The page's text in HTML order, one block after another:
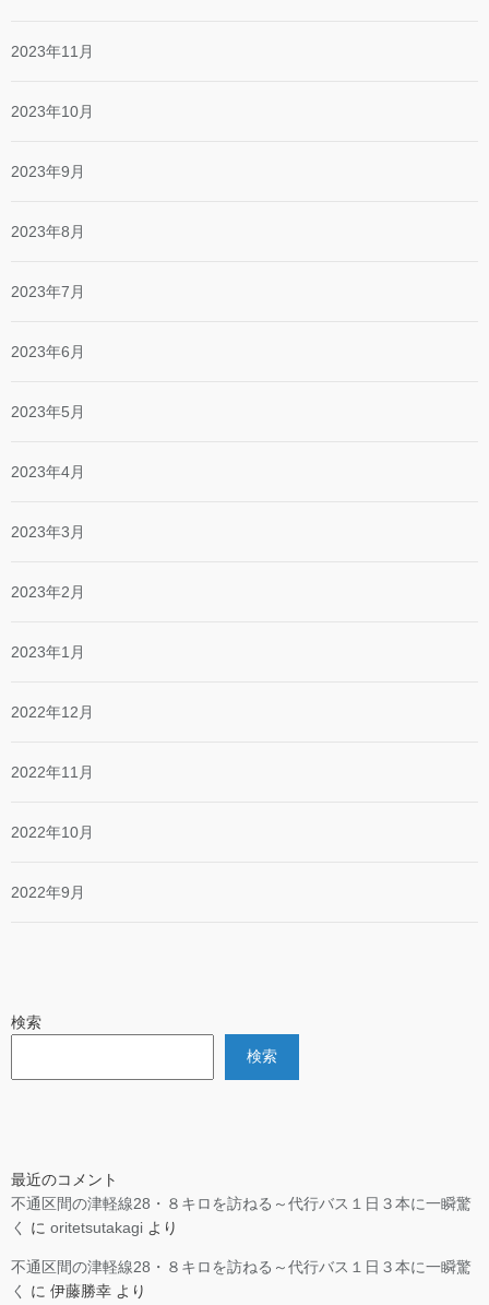
2023年11月
2023年10月
2023年9月
2023年8月
2023年7月
2023年6月
2023年5月
2023年4月
2023年3月
2023年2月
2023年1月
2022年12月
2022年11月
2022年10月
2022年9月
検索
検索
最近のコメント
不通区間の津軽線28・８キロを訪ねる～代行バス１日３本に一瞬驚
く
に oritetsutakagi より
不通区間の津軽線28・８キロを訪ねる～代行バス１日３本に一瞬驚
く
に 伊藤勝幸 より